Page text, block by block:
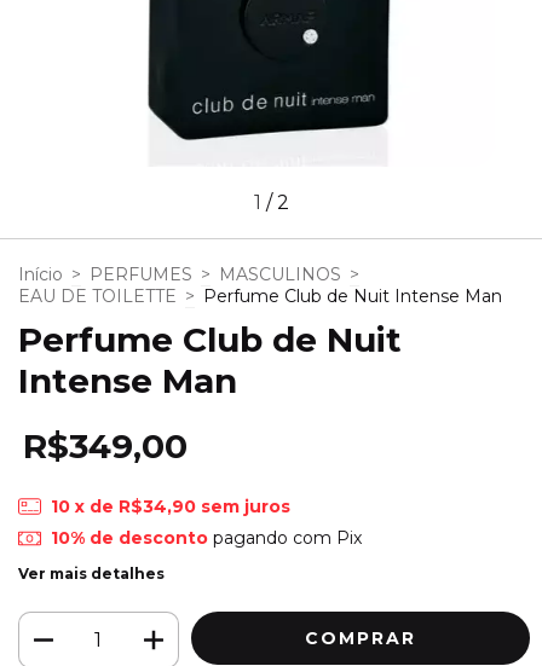
1 /2
Início > PERFUMES > MASCULINOS >
EAU DE TOILETTE > Perfume Club de Nuit Intense Man
Perfume Club de Nuit
Intense Man
R$349,00
10 x de R$34,90 sem juros
10% de descontopagando com Pix
Ver mais detalhes